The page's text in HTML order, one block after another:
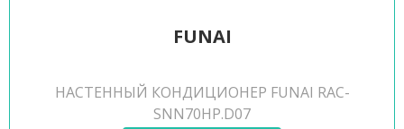
FUNAI
НАСТЕННЫЙ КОНДИЦИОНЕР FUNAI RAC-
SNN70HP.D07